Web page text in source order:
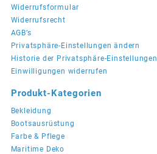
Widerrufsformular
Widerrufsrecht
AGB’s
Privatsphäre-Einstellungen ändern
Historie der Privatsphäre-Einstellungen
Einwilligungen widerrufen
Produkt-Kategorien
Bekleidung
Bootsausrüstung
Farbe & Pflege
Maritime Deko